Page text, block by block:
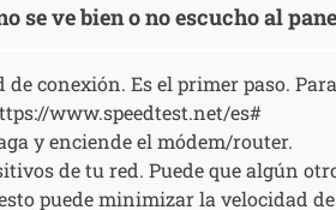
se ve bien o no escucho al
de conexión. Es el primer paso.
www.speedtest.net/es#
y enciende el módem/router.
de tu red. Puede que algún
puede minimizar la velocidad